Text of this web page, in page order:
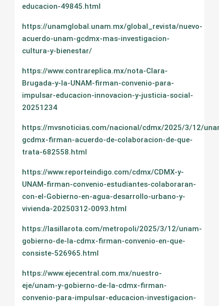
educacion-49845.html
https://unamglobal.unam.mx/global_revista/nuevo-
acuerdo-unam-gcdmx-mas-investigacion-
cultura-y-bienestar/
https://www.contrareplica.mx/nota-Clara-
Brugada-y-la-UNAM-firman-convenio-para-
impulsar-educacion-innovacion-y-justicia-social-
20251234
https://mvsnoticias.com/nacional/cdmx/2025/3/12/
gcdmx-firman-acuerdo-de-colaboracion-de-que-
trata-682558.html
https://www.reporteindigo.com/cdmx/CDMX-y-
UNAM-firman-convenio-estudiantes-colaboraran-
con-el-Gobierno-en-agua-desarrollo-urbano-y-
vivienda-20250312-0093.html
https://lasillarota.com/metropoli/2025/3/12/unam-
gobierno-de-la-cdmx-firman-convenio-en-que-
consiste-526965.html
https://www.ejecentral.com.mx/nuestro-
eje/unam-y-gobierno-de-la-cdmx-firman-
convenio-para-impulsar-educacion-investigacion-